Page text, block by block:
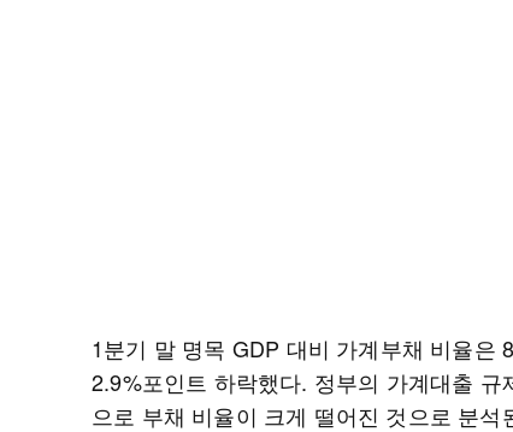
1분기 말 명목 GDP 대비 가계부채 비율은
2.9%포인트 하락했다. 정부의 가계대출
으로 부채 비율이 크게 떨어진 것으로 분석